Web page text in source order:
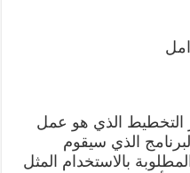
التخطيط الذي هو عمل
الذي سيقوم
بالاستخدام المثل